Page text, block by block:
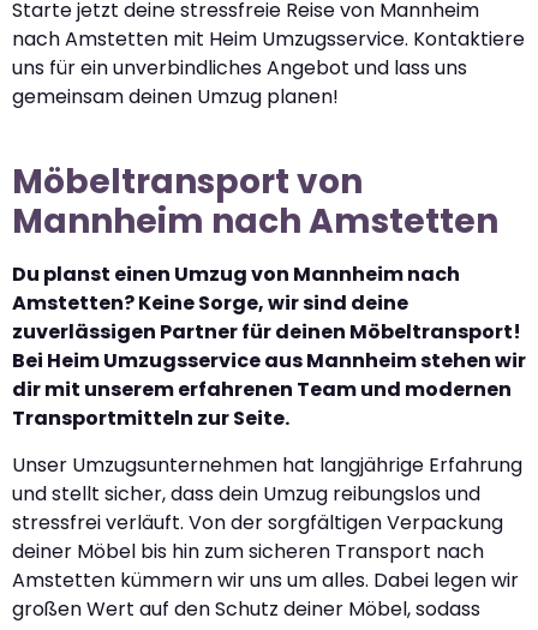
Starte jetzt deine stressfreie Reise von Mannheim
nach Amstetten mit Heim Umzugsservice. Kontaktiere
uns für ein unverbindliches Angebot und lass uns
gemeinsam deinen Umzug planen!
Möbeltransport von
Mannheim nach Amstetten
Du planst einen Umzug von Mannheim nach
Amstetten? Keine Sorge, wir sind deine
zuverlässigen Partner für deinen Möbeltransport!
Bei Heim Umzugsservice aus Mannheim stehen wir
dir mit unserem erfahrenen Team und modernen
Transportmitteln zur Seite.
Unser Umzugsunternehmen hat langjährige Erfahrung
und stellt sicher, dass dein Umzug reibungslos und
stressfrei verläuft. Von der sorgfältigen Verpackung
deiner Möbel bis hin zum sicheren Transport nach
Amstetten kümmern wir uns um alles. Dabei legen wir
großen Wert auf den Schutz deiner Möbel, sodass